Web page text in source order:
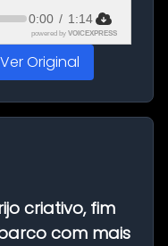
0:00 / 1:14
powered by VOICEXPRESS
Ver Original
criativo, fim
com mais